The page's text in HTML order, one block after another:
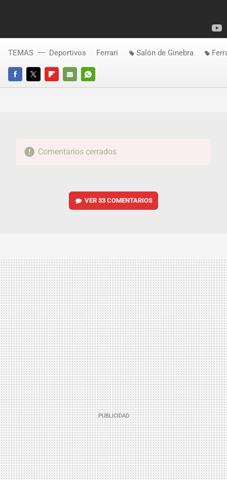
FACEBOOKTWITTERFLIPBOARD
E-
WHATSAPP
TEMAS Deportivos Ferrari Salón de Ginebra
Comentarios cerrados
VER 33 COMENTARIOS